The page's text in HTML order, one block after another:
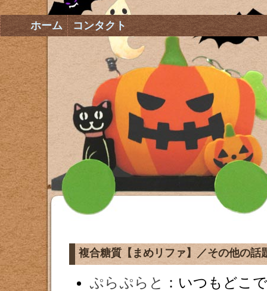
複合糖質【まめリファ】／その他の話
ぷらぷらと ：いつもどこ
ホーム コンタクト